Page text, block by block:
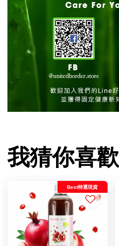
我猜你喜歡
Best特選現貨